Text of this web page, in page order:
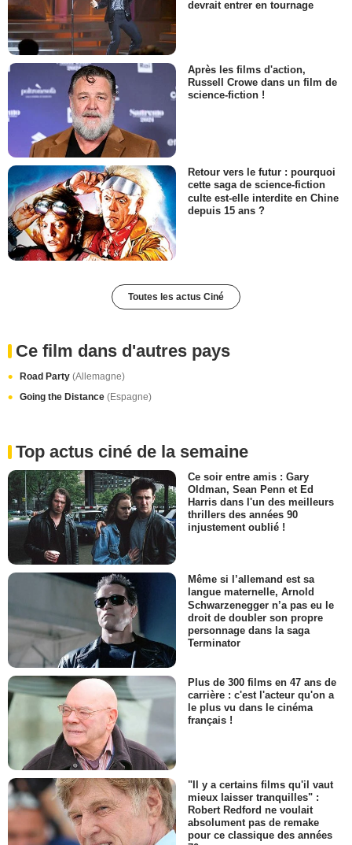
devrait entrer en tournage
Après les films d'action,
Russell Crowe dans un film de
science-fiction !
Retour vers le futur : pourquoi
cette saga de science-fiction
culte est-elle interdite en Chine
depuis 15 ans ?
Toutes les actus Ciné
Ce film dans d'autres pays
Road Party (Allemagne)
Going the Distance (Espagne)
Top actus ciné de la semaine
Ce soir entre amis : Gary
Oldman, Sean Penn et Ed
Harris dans l'un des meilleurs
thrillers des années 90
injustement oublié !
Même si l’allemand est sa
langue maternelle, Arnold
Schwarzenegger n’a pas eu le
droit de doubler son propre
personnage dans la saga
Terminator
Plus de 300 films en 47 ans de
carrière : c'est l'acteur qu'on a
le plus vu dans le cinéma
français !
"Il y a certains films qu'il vaut
mieux laisser tranquilles" :
Robert Redford ne voulait
absolument pas de remake
pour ce classique des années